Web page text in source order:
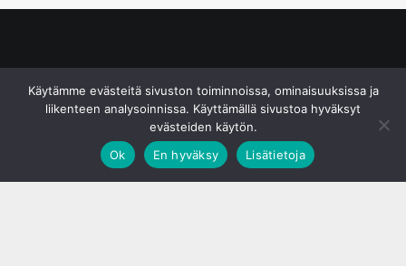
Käytämme evästeitä sivuston toiminnoissa, ominaisuuksissa ja
liikenteen analysoinnissa. Käyttämällä sivustoa hyväksyt
evästeiden käytön.
Ok
En hyväksy Lisätietoja